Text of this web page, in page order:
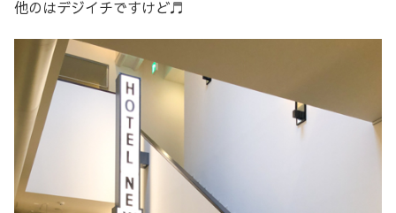
他のはデジイチですけど♬